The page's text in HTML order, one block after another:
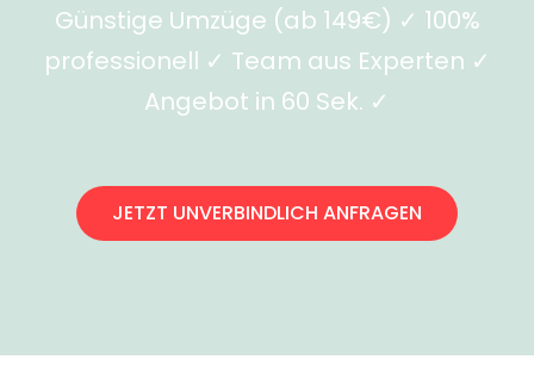
Günstige Umzüge (ab 149€) ✓ 100%
professionell ✓ Team aus Experten ✓
Angebot in 60 Sek. ✓
JETZT UNVERBINDLICH ANFRAGEN